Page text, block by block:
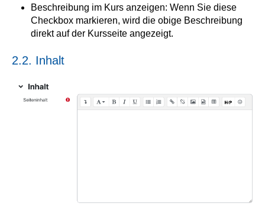
Beschreibung im Kurs anzeigen: Wenn Sie diese
Checkbox markieren, wird die obige Beschreibung
direkt auf der Kursseite angezeigt.
2.2. Inhalt